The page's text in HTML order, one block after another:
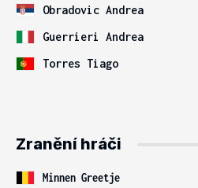
Obradovic Andrea
Guerrieri Andrea
Torres Tiago
Zranění hráči
Minnen Greetje